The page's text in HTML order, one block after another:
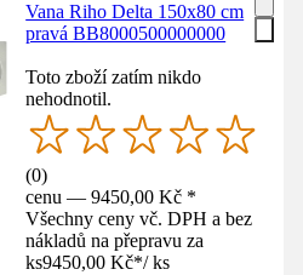
Vana Riho Delta 150x80 cm
pravá BB8000500000000
Toto zboží zatím nikdo
nehodnotil.
(0)
cenu — 9450,00 Kč *
Všechny ceny vč. DPH a bez
nákladů na přepravu za
ks9450,00 Kč*/ ks